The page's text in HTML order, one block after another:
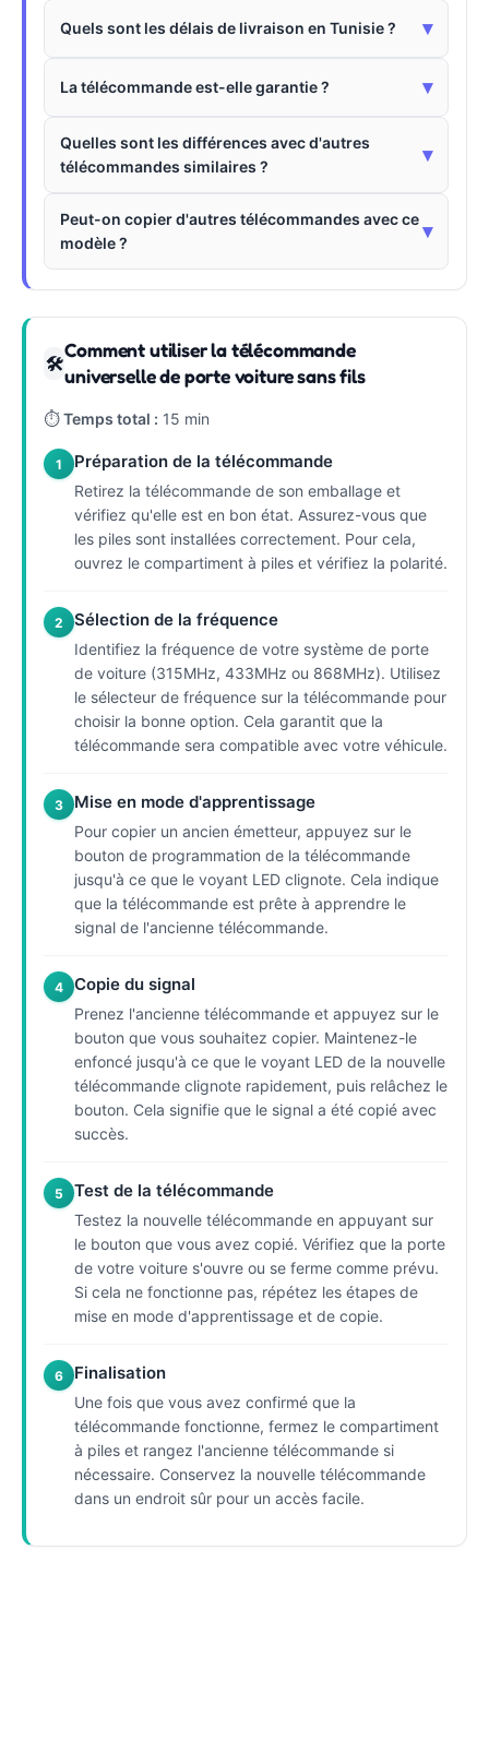
Quels sont les délais de livraison en Tunisie ? ▾
La télécommande est-elle garantie ? ▾
Quelles sont les différences avec d'autres
télécommandes similaires ?
▾
Peut-on copier d'autres télécommandes avec ce
modèle ?
▾
🛠
Comment utiliser la télécommande
universelle de porte voiture sans fils
⏱Temps total : 15 min
1 Préparation de la télécommande
Retirez la télécommande de son emballage et
vérifiez qu'elle est en bon état. Assurez-vous que
les piles sont installées correctement. Pour cela,
ouvrez le compartiment à piles et vérifiez la polarité.
2 Sélection de la fréquence
Identifiez la fréquence de votre système de porte
de voiture (315MHz, 433MHz ou 868MHz). Utilisez
le sélecteur de fréquence sur la télécommande pour
choisir la bonne option. Cela garantit que la
télécommande sera compatible avec votre véhicule.
3 Mise en mode d'apprentissage
Pour copier un ancien émetteur, appuyez sur le
bouton de programmation de la télécommande
jusqu'à ce que le voyant LED clignote. Cela indique
que la télécommande est prête à apprendre le
signal de l'ancienne télécommande.
4 Copie du signal
Prenez l'ancienne télécommande et appuyez sur le
bouton que vous souhaitez copier. Maintenez-le
enfoncé jusqu'à ce que le voyant LED de la nouvelle
télécommande clignote rapidement, puis relâchez le
bouton. Cela signifie que le signal a été copié avec
succès.
5 Test de la télécommande
Testez la nouvelle télécommande en appuyant sur
le bouton que vous avez copié. Vérifiez que la porte
de votre voiture s'ouvre ou se ferme comme prévu.
Si cela ne fonctionne pas, répétez les étapes de
mise en mode d'apprentissage et de copie.
6 Finalisation
Une fois que vous avez confirmé que la
télécommande fonctionne, fermez le compartiment
à piles et rangez l'ancienne télécommande si
nécessaire. Conservez la nouvelle télécommande
dans un endroit sûr pour un accès facile.